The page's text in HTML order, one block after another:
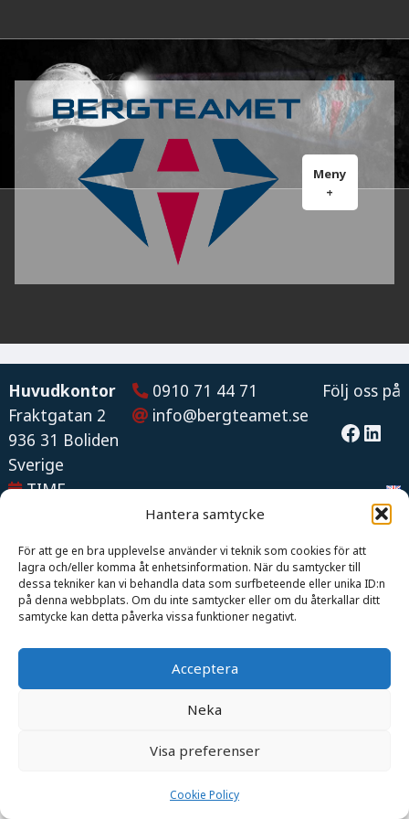
Hantera samtycke
För att ge en bra upplevelse använder vi teknik som cookies för att
lagra och/eller komma åt enhetsinformation. När du samtycker till
dessa tekniker kan vi behandla data som surfbeteende eller unika ID:n
på denna webbplats. Om du inte samtycker eller om du återkallar ditt
samtycke kan detta påverka vissa funktioner negativt.
Acceptera
Neka
Visa preferenser
Cookie Policy
till
innehåll
Meny
+ expanderad
minimerad
Huvudkontor
Fraktgatan 2
936 31 Boliden
Sverige
0910 71 44 71
info@bergteamet.se
Följ oss på
Facebook LinkedIn
TIME